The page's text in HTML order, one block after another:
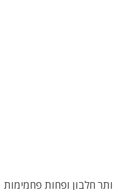
חלבון ופחות פחמימות